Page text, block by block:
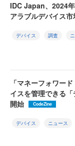
IDC Japan、2024
アラブルデバイス
デバイス 調査
「マネーフォワー
イスを管理できる
開始
CodeZine
デバイス ニュース